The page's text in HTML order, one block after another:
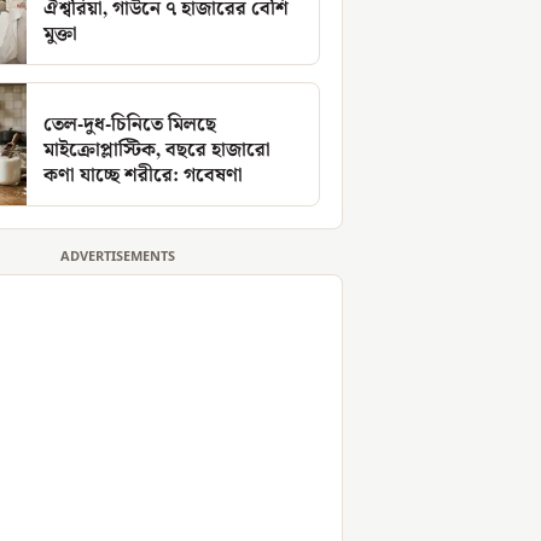
ঐশ্বরিয়া, গাউনে ৭ হাজারের বেশি
মুক্তা
তেল-দুধ-চিনিতে মিলছে
মাইক্রোপ্লাস্টিক, বছরে হাজারো
কণা যাচ্ছে শরীরে: গবেষণা
ADVERTISEMENTS